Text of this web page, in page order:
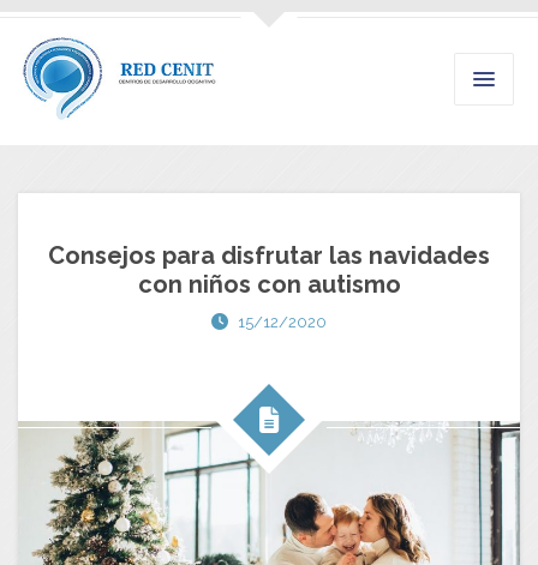
Consejos para disfrutar las navidades
con niños con autismo
15/12/2020